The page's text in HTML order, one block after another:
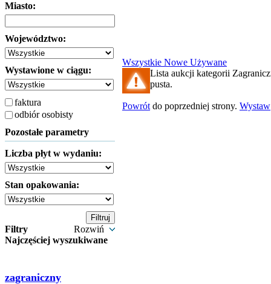
Miasto:
Województwo:
Wystawione w ciągu:
faktura
odbiór osobisty
Pozostałe parametry
Liczba płyt w wydaniu:
Stan opakowania:
Filtry
Rozwiń
Najczęściej wyszukiwane
zagraniczny
Wszystkie Nowe Używane
Lista aukcji kategorii
pusta.
Powrót do poprzedniej strony. Wystaw